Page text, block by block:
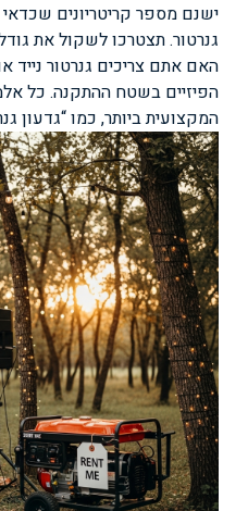
ישנם מספר קריטריונים
גנרטור. תצטרכו לשקול את
האם אתם צריכים גנרטור נייד
הפיזיים בשטח ההתקנה. כל
המקצועית ביותר, כמו “גדעון